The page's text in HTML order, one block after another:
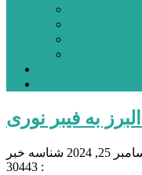
به فیبر نوری
شناسه خبر
: 30443